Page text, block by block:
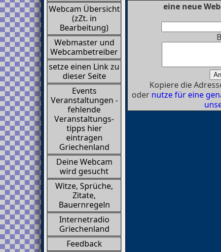
Webcam Übersicht
(zZt. in
Bearbeitung)
Webmaster und
Webcambetreiber
setze einen Link zu
dieser Seite
Events
Veranstaltungen -
fehlende
Veranstaltungs-
tipps hier
eintragen
Griechenland
Deine Webcam
wird gesucht
Witze, Sprüche,
Zitate,
Bauernregeln
Internetradio
Griechenland
Feedback
eine neue
Kopiere die
oder nutze für eine